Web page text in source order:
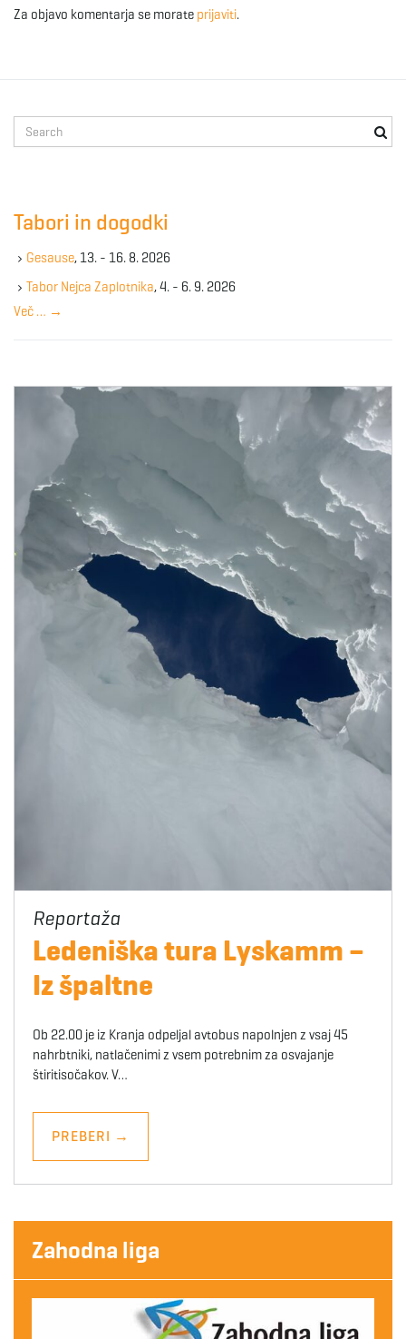
Za objavo komentarja se morate prijaviti.
e
e
y
w
r
Tabori in dogodki
Gesause, 13. - 16. 8. 2026
Tabor Nejca Zaplotnika, 4. - 6. 9. 2026
Več … →
Ledeniška tura Lyskamm –
Iz špaltne
Ob 22.00 je iz Kranja odpeljal avtobus napolnjen z vsaj 45
nahrbtniki, natlačenimi z vsem potrebnim za osvajanje
štiritisočakov. V…
PREBERI →
Zahodna liga